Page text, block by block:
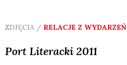
ZDJĘCIA / RELACJE Z WYDARZEŃ
Port Literacki 2011